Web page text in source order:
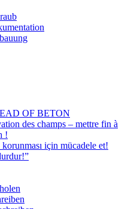
OF BETON
des champs – mettre fin à
!
korunması için mücadele et!